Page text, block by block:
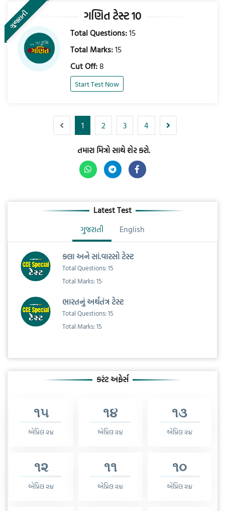
ગુજરાતી ગણિત ટેસ્ટ 10
Total Questions:15
Total Marks:15
Cut Off:8
Start Test Now
1 2 3 4
તમારા મિત્રો સાથે શેર કરો.
Latest Test
ગુજરાતી
English
કલા અને સાં.વારસો ટેસ્ટ
Total Questions: 15
Total Marks: 15
ભારતનું અર્થતંત્ર ટેસ્ટ
Total Questions: 15
Total Marks: 15
કરંટ અફેર્સ
૧૫
એપ્રિલ ૨૪
૧૪
એપ્રિલ ૨૪
૧૩
એપ્રિલ ૨૪
૧૨
એપ્રિલ ૨૪
૧૧
એપ્રિલ ૨૪
૧૦
એપ્રિલ ૨૪